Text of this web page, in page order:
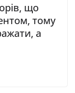
що
тому
а